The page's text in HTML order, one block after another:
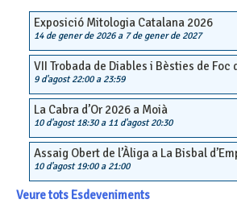
Exposició Mitologia Catalana 2026
14 de gener de 2026a 7 de gener de 2027
VII Trobada de Diables i Bèsties de Foc
9 d'agost 22:00a 23:59
La Cabra d’Or 2026 a Moià
10 d'agost 18:30a 11 d'agost 20:30
Assaig Obert de l’Àliga a La Bisbal
10 d'agost 19:00a 21:00
Veure tots Esdeveniments